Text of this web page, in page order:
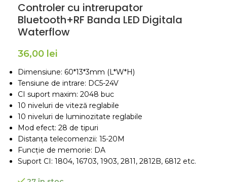
Controler cu intrerupator
Bluetooth+RF Banda LED Digitala
Waterflow
36,00 lei
Dimensiune: 60*13*3mm (L*W*H)
Tensiune de intrare: DC5-24V
CI suport maxim: 2048 buc
10 niveluri de viteză reglabile
10 niveluri de luminozitate reglabile
Mod efect: 28 de tipuri
Distanța telecomenzii: 15-20M
Funcție de memorie: DA
Suport CI: 1804, 16703, 1903, 2811, 2812B, 6812 etc.